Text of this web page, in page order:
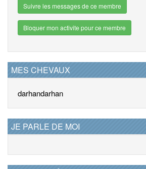
Suivre les messages de ce membre
Bloquer mon activite pour ce membre
MES CHEVAUX
darhandarhan
JE PARLE DE MOI